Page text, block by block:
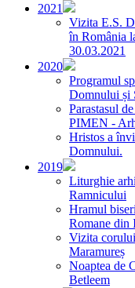
2021
Vizita E.S.
în România
30.03.2021
2020
Programul
Domnului și
Parastasul
PIMEN -
Hristos a
Domnului.
2019
Liturghie
Ramnicului
Hramul
Romane din
Vizita
Maramureș
Noaptea de
Betleem